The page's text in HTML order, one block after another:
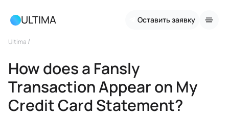
ULTIMA Оставить заявку
Ultima /
How does a Fansly
Transaction Appear on My
Credit Card Statement?